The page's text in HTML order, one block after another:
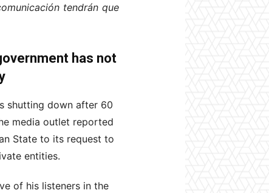
tendrán que
has not
shutting down after 60
media outlet reported
State to its request to
entities.
of his listeners in the